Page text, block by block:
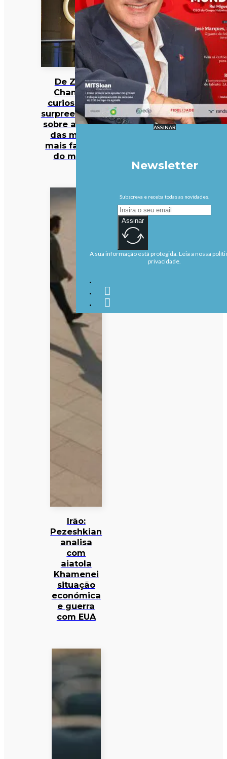
De Zara a
Chanel: 12
curiosidades
surpreendentes
sobre algumas
das marcas
mais famosas
do mundo
Irão:
Pezeshkian
analisa
com
aiatola
Khamenei
situação
económica
e guerra
com EUA
ASSINAR
Newsletter
Subscreva e receba todas as novidades.
Assinar
A sua informação está protegida. Leia a nossa
privacidade.